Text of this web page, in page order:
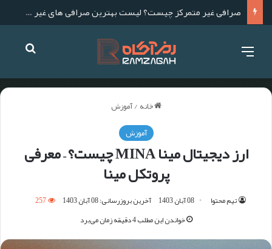
لیست بهترین صرافی های ارز دیجیتال خارجی برای ایرانی ها
خانه/آموزش
آموزش
ارز دیجیتال مینا MINA چیست؟ – معرفی
پروتکل مینا
تیم محتوا 08 آبان 1403 آخرین بروزرسانی: 08 آبان 1403
257
خواندن این مطلب 4 دقیقه زمان می‌برد